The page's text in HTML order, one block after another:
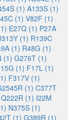
(1) A133S (1)
(1) V82F (1)
E27Q (1) P27A
(1) R139C
(1) R48G (1)
(1) G276T (1)
(1) F17L (1)
F317V (1)
(1) C377T
Q222R (1) I22M
N375S (1)
(1) G389R (1)